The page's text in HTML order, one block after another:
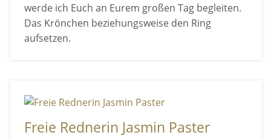
werde ich Euch an Eurem großen Tag begleiten.
Das Krönchen beziehungsweise den Ring
aufsetzen.
Freie Rednerin Jasmin Paster